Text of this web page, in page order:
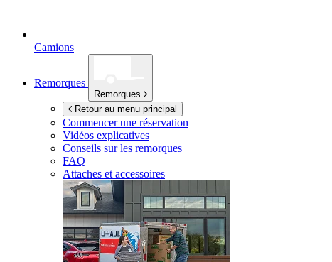
Camions
Remorques
Remorques
Retour au menu principal
Commencer une réservation
Vidéos explicatives
Conseils sur les remorques
FAQ
Attaches et accessoires